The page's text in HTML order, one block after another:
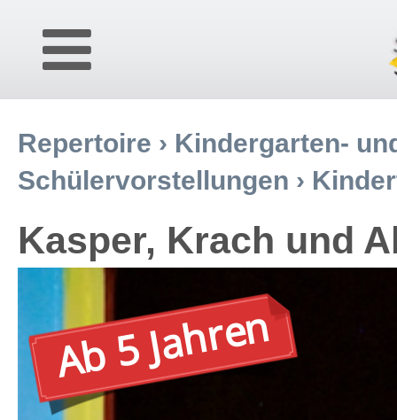
Repertoire › Kindergarten-
Schülervorstellungen ›
Kasper, Krach und
Ab 5 Jahren